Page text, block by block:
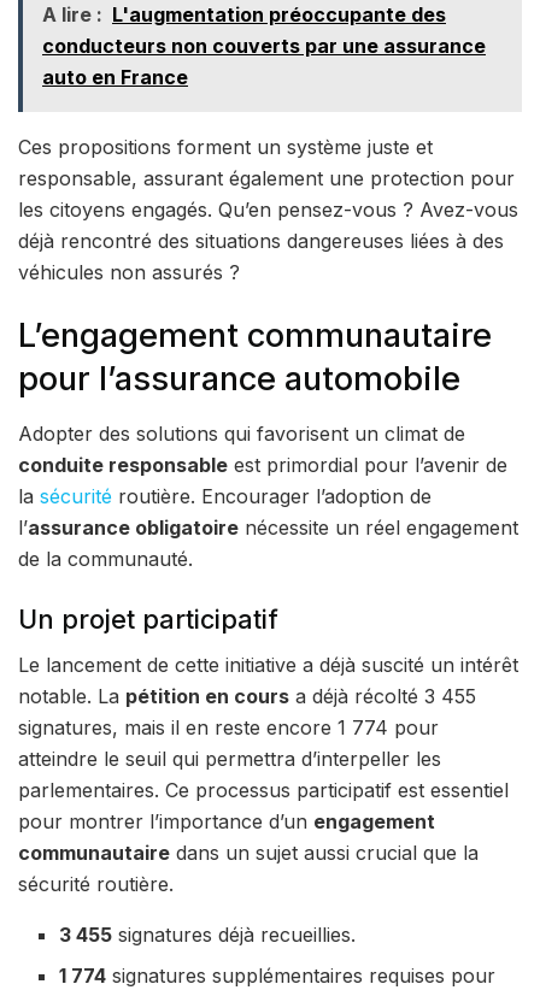
A lire : L'augmentation préoccupante des
conducteurs non couverts par une assurance
auto en France
Ces propositions forment un système juste et
responsable, assurant également une protection pour
les citoyens engagés. Qu’en pensez-vous ? Avez-vous
déjà rencontré des situations dangereuses liées à des
véhicules non assurés ?
L’engagement communautaire
pour l’assurance automobile
Adopter des solutions qui favorisent un climat de
conduite responsable est primordial pour l’avenir de
la sécurité routière. Encourager l’adoption de
l’assurance obligatoire nécessite un réel engagement
de la communauté.
Un projet participatif
Le lancement de cette initiative a déjà suscité un intérêt
notable. La pétition en cours a déjà récolté 3 455
signatures, mais il en reste encore 1 774 pour
atteindre le seuil qui permettra d’interpeller les
parlementaires. Ce processus participatif est essentiel
pour montrer l’importance d’un engagement
communautaire dans un sujet aussi crucial que la
sécurité routière.
3 455 signatures déjà recueillies.
1 774 signatures supplémentaires requises pour